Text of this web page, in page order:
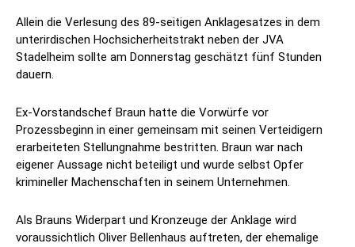
Allein die Verlesung des 89-seitigen Anklagesatzes in dem
unterirdischen Hochsicherheitstrakt neben der JVA
Stadelheim sollte am Donnerstag geschätzt fünf Stunden
dauern.
Ex-Vorstandschef Braun hatte die Vorwürfe vor
Prozessbeginn in einer gemeinsam mit seinen Verteidigern
erarbeiteten Stellungnahme bestritten. Braun war nach
eigener Aussage nicht beteiligt und wurde selbst Opfer
krimineller Machenschaften in seinem Unternehmen.
Als Brauns Widerpart und Kronzeuge der Anklage wird
voraussichtlich Oliver Bellenhaus auftreten, der ehemalige